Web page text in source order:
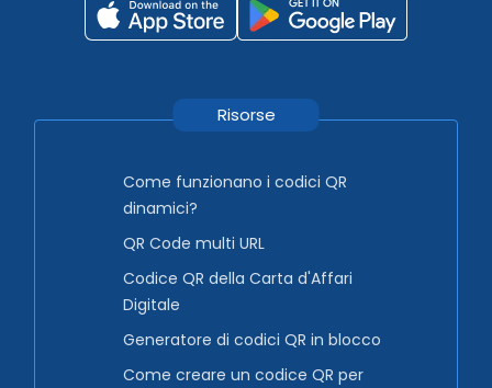
Risorse
Come funzionano i codici QR
dinamici?
QR Code multi URL
Codice QR della Carta d'Affari
Digitale
Generatore di codici QR in blocco
Come creare un codice QR per